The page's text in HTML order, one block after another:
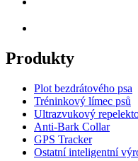
Produkty
Plot bezdrátového psa
Tréninkový límec psů
Ultrazvukový
Anti-Bark Collar
GPS Tracker
Ostatní inteligentní